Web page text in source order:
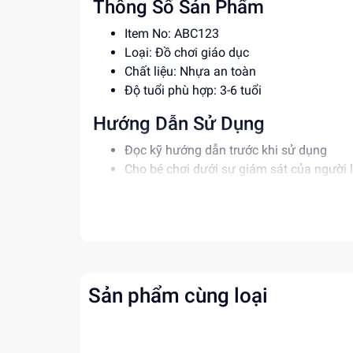
Thông Số Sản Phẩm
Item No: ABC123
Loại: Đồ chơi giáo dục
Chất liệu: Nhựa an toàn
Độ tuổi phù hợp: 3-6 tuổi
Hướng Dẫn Sử Dụng
Đọc kỹ hướng dẫn trước khi sử dụng
Cho bé chơi dưới sự giám sát của người
Rửa sạch bằng nước và xà phòng sau
Tăng cường khả năng phối hợp và cân
Sản phẩm cùng loại